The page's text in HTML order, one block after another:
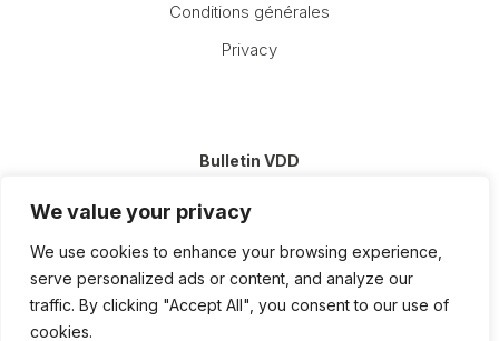
We value your privacy
We use cookies to enhance your browsing experience,
serve personalized ads or content, and analyze our
traffic. By clicking "Accept All", you consent to our use of
cookies.
Conditions générales
Privacy
Bulletin VDD
mail